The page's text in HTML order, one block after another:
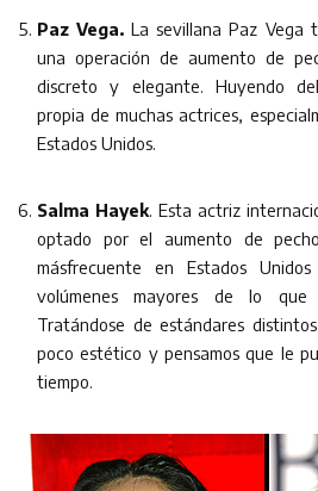
Paz Vega.La sevillana Paz Vega
una operación de aumento de
discreto y elegante. Huyendo
propia de muchas actrices,
Estados Unidos.
Salma Hayek. Esta actriz
optado por el aumento de
másfrecuente en Estados
volúmenes mayores de lo que
Tratándose de estándares
poco estético y pensamos que le
tiempo.